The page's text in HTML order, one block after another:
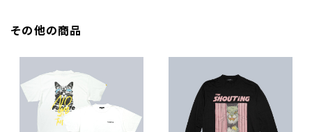
その他の商品